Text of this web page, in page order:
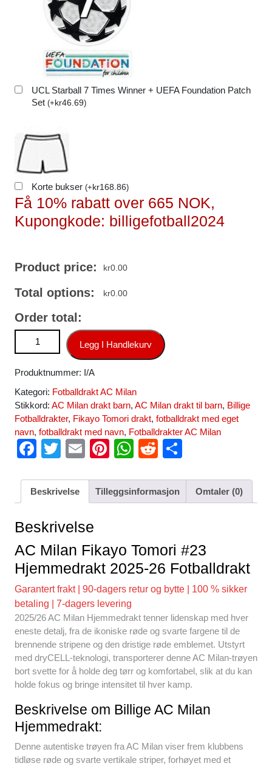
UCL Starball 7 Times Winner + UEFA Foundation Patch
Set (+kr46.69)
Korte bukser (+kr168.86)
Få 10% rabatt over 665 NOK,
Kupongkode: billigefotball2024
Product price: kr0.00
Total options: kr0.00
Order total:
AC Milan Fikayo Tomori #23 Hjemmedrakt 2025-26
Fotballdrakt antallLegg I Handlekurv
Produktnummer: I/A
Kategori: Fotballdrakt AC Milan
Stikkord: AC Milan drakt barn, AC Milan drakt til barn, Billige
Fotballdrakter, Fikayo Tomori drakt, fotballdrakt med eget
navn, fotballdrakt med navn, Fotballdrakter AC Milan
F
c
b
o
o
k
T
tt
E
ail
Pi
er
e
W
at
s
p
p
R
d
di
ar
e
Beskrivelse Tilleggsinformasjon Omtaler (0)
Beskrivelse
AC Milan Fikayo Tomori #23
Hjemmedrakt 2025-26 Fotballdrakt
Garantert frakt | 90-dagers retur og bytte | 100 % sikker
betaling | 7-dagers levering
2025/26 AC Milan Hjemmedrakt tenner lidenskap med hver
eneste detalj, fra de ikoniske røde og svarte fargene til de
brennende stripene og den dristige røde emblemet. Utstyrt
med dryCELL-teknologi, transporterer denne AC Milan-trøyen
bort svette for å holde deg tørr og komfortabel, slik at du kan
holde fokus og bringe intensitet til hver kamp.
Beskrivelse om Billige AC Milan
Hjemmedrakt:
Denne autentiske trøyen fra AC Milan viser frem klubbens
tidløse røde og svarte vertikale striper, forhøyet med et